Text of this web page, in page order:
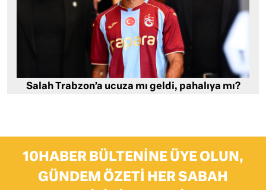
Salah Trabzon’a ucuza mı geldi, pahalıya mı?
10HABER BÜLTENINE ÜYE OLUN,
GÜNDEM ÖZETI HER SABAH